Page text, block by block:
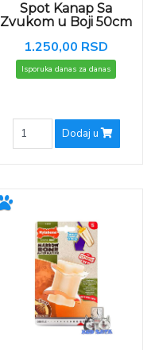
Spot Kanap Sa
Zvukom u Boji 50cm
1.250,00 RSD
Isporuka danas za danas
Dodaj u